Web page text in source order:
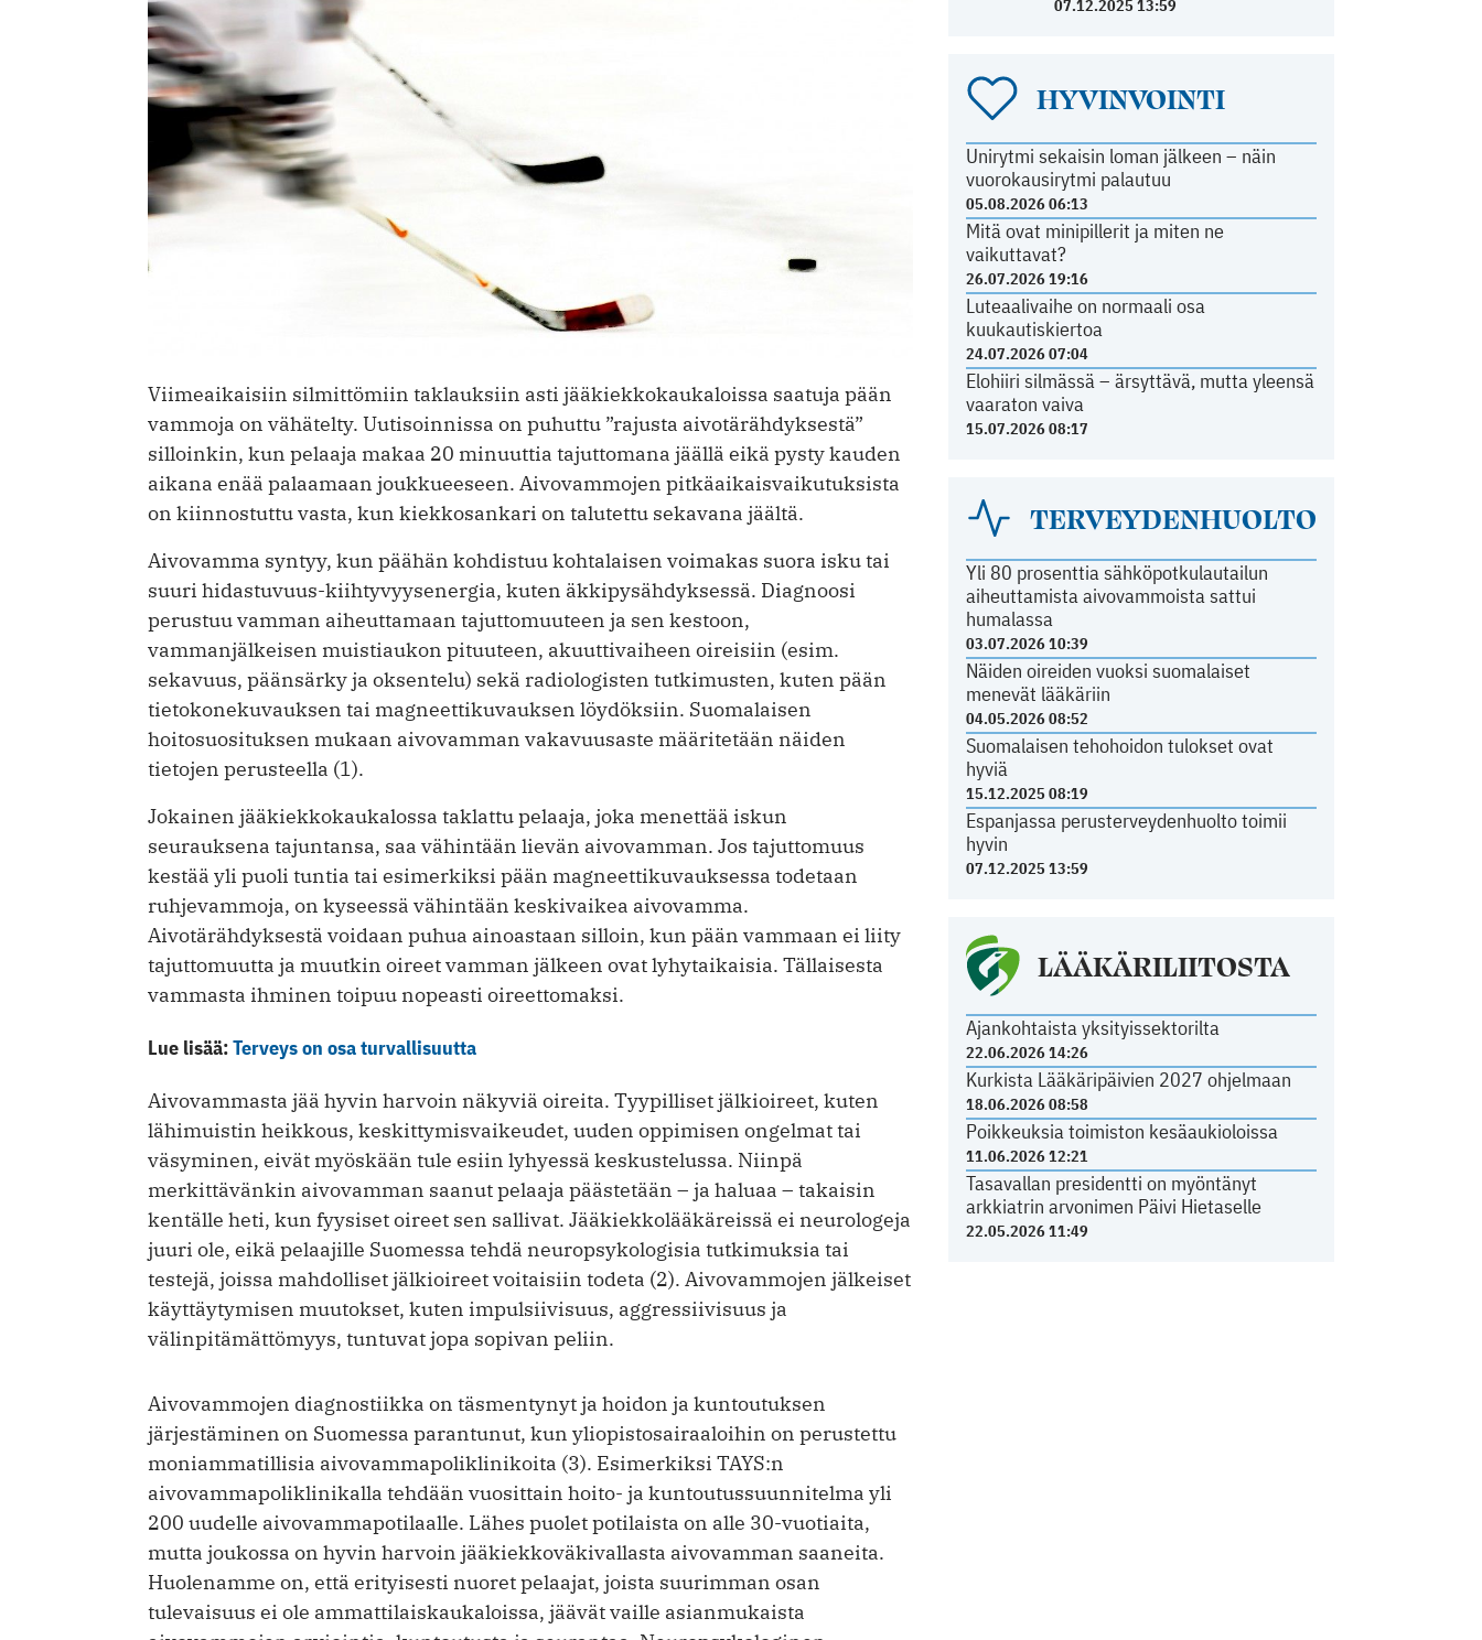
07.12.2025 13:59
HYVINVOINTI
Unirytmi sekaisin loman jälkeen – näin
vuorokausirytmi palautuu
05.08.2026 06:13
Mitä ovat minipillerit ja miten ne
vaikuttavat?
26.07.2026 19:16
Luteaalivaihe on normaali osa
kuukautiskiertoa
24.07.2026 07:04
Elohiiri silmässä – ärsyttävä, mutta yleensä
vaaraton vaiva
15.07.2026 08:17
TERVEYDENHUOLTO
Yli 80 prosenttia sähköpotkulautailun
aiheuttamista aivovammoista sattui
humalassa
03.07.2026 10:39
Näiden oireiden vuoksi suomalaiset
menevät lääkäriin
04.05.2026 08:52
Suomalaisen tehohoidon tulokset ovat
hyviä
15.12.2025 08:19
Espanjassa perusterveydenhuolto toimii
hyvin
07.12.2025 13:59
LÄÄKÄRILIITOSTA
Ajankohtaista yksityissektorilta
22.06.2026 14:26
Kurkista Lääkäripäivien 2027 ohjelmaan
18.06.2026 08:58
Poikkeuksia toimiston kesäaukioloissa
11.06.2026 12:21
Tasavallan presidentti on myöntänyt
arkkiatrin arvonimen Päivi Hietaselle
22.05.2026 11:49
Viimeaikaisiin silmittömiin taklauksiin asti jääkiekkokaukaloissa saatuja pään
vammoja on vähätelty. Uutisoinnissa on puhuttu ”rajusta aivotärähdyksestä”
silloinkin, kun pelaaja makaa 20 minuuttia tajuttomana jäällä eikä pysty kauden
aikana enää palaamaan joukkueeseen. Aivovammojen pitkäaikaisvaikutuksista
on kiinnostuttu vasta, kun kiekkosankari on talutettu sekavana jäältä.
Aivovamma syntyy, kun päähän kohdistuu kohtalaisen voimakas suora isku tai
suuri hidastuvuus-kiihtyvyysenergia, kuten äkkipysähdyksessä. Diagnoosi
perustuu vamman aiheuttamaan tajuttomuuteen ja sen kestoon,
vammanjälkeisen muistiaukon pituuteen, akuuttivaiheen oireisiin (esim.
sekavuus, päänsärky ja oksentelu) sekä radiologisten tutkimusten, kuten pään
tietokonekuvauksen tai magneettikuvauksen löydöksiin. Suomalaisen
hoitosuosituksen mukaan aivovamman vakavuusaste määritetään näiden
tietojen perusteella (1).
Jokainen jääkiekkokaukalossa taklattu pelaaja, joka menettää iskun
seurauksena tajuntansa, saa vähintään lievän aivovamman. Jos tajuttomuus
kestää yli puoli tuntia tai esimerkiksi pään magneettikuvauksessa todetaan
ruhjevammoja, on kyseessä vähintään keskivaikea aivovamma.
Aivotärähdyksestä voidaan puhua ainoastaan silloin, kun pään vammaan ei liity
tajuttomuutta ja muutkin oireet vamman jälkeen ovat lyhytaikaisia. Tällaisesta
vammasta ihminen toipuu nopeasti oireettomaksi.
Lue lisää:Terveys on osa turvallisuutta
Aivovammasta jää hyvin harvoin näkyviä oireita. Tyypilliset jälkioireet, kuten
lähimuistin heikkous, keskittymisvaikeudet, uuden oppimisen ongelmat tai
väsyminen, eivät myöskään tule esiin lyhyessä keskustelussa. Niinpä
merkittävänkin aivovamman saanut pelaaja päästetään – ja haluaa – takaisin
kentälle heti, kun fyysiset oireet sen sallivat. Jääkiekkolääkäreissä ei neurologeja
juuri ole, eikä pelaajille Suomessa tehdä neuropsykologisia tutkimuksia tai
testejä, joissa mahdolliset jälkioireet voitaisiin todeta (2). Aivovammojen jälkeiset
käyttäytymisen muutokset, kuten impulsiivisuus, aggressiivisuus ja
välinpitämättömyys, tuntuvat jopa sopivan peliin.
Aivovammojen diagnostiikka on täsmentynyt ja hoidon ja kuntoutuksen
järjestäminen on Suomessa parantunut, kun yliopistosairaaloihin on perustettu
moniammatillisia aivovammapoliklinikoita (3). Esimerkiksi TAYS:n
aivovammapoliklinikalla tehdään vuosittain hoito- ja kuntoutussuunnitelma yli
200 uudelle aivovammapotilaalle. Lähes puolet potilaista on alle 30-vuotiaita,
mutta joukossa on hyvin harvoin jääkiekkoväkivallasta aivovamman saaneita.
Huolenamme on, että erityisesti nuoret pelaajat, joista suurimman osan
tulevaisuus ei ole ammattilaiskaukaloissa, jäävät vaille asian­mukaista